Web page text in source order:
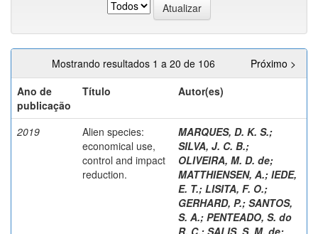
Mostrando resultados 1 a 20 de 106
Próximo >
Ano de
publicação
Título Autor(es)
2019
Alien species:
economical use,
control and impact
reduction.
MARQUES, D. K. S.;
SILVA, J. C. B.;
OLIVEIRA, M. D. de;
MATTHIENSEN, A.; IEDE,
E. T.; LISITA, F. O.;
GERHARD, P.; SANTOS,
S. A.; PENTEADO, S. do
R. C.; SALIS, S. M. de;